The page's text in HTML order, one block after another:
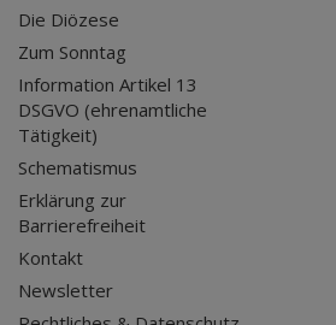
Die Diözese
Zum Sonntag
Information Artikel 13
DSGVO (ehrenamtliche
Tätigkeit)
Schematismus
Erklärung zur
Barrierefreiheit
Kontakt
Newsletter